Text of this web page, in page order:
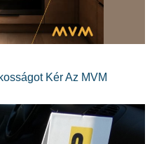
Kér Az MVM